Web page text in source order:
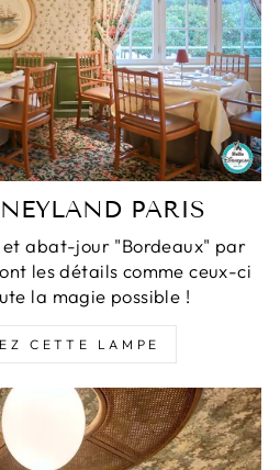
PARIS
et abat-jour "Bordeaux" par
les détails comme ceux-ci
la magie possible !
CETTE LAMPE